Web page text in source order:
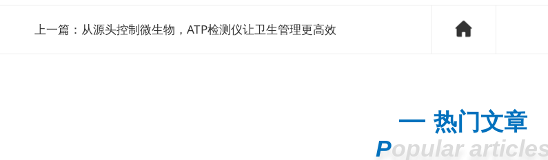
上一篇： 从源头控制微生物，ATP检测仪让卫生管理更高效
热门文章
Popular